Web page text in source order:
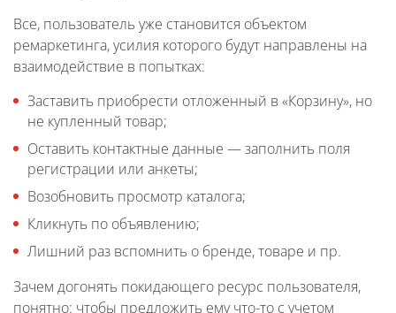
Все, пользователь уже становится объектом
ремаркетинга, усилия которого будут направлены на
взаимодействие в попытках:
Заставить приобрести отложенный в «Корзину», но
не купленный товар;
Оставить контактные данные — заполнить поля
регистрации или анкеты;
Возобновить просмотр каталога;
Кликнуть по объявлению;
Лишний раз вспомнить о бренде, товаре и пр.
Зачем догонять покидающего ресурс пользователя,
понятно: чтобы предложить ему что-то с учетом